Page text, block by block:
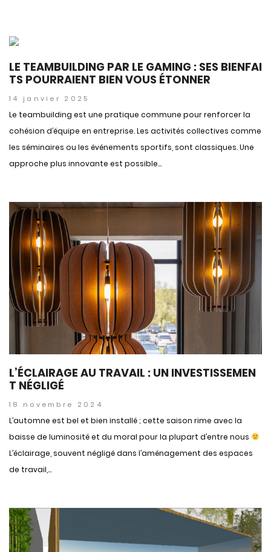
LE TEAMBUILDING PAR LE GAMING : SES BIENFAI
TS POURRAIENT BIEN VOUS ÉTONNER
14 janvier 2025
Le teambuilding est une pratique commune pour renforcer la
cohésion d’équipe en entreprise. Les activités collectives comme
les séminaires ou les événements sportifs, sont classiques. Une
approche plus innovante est possible...
L’ÉCLAIRAGE AU TRAVAIL : UN INVESTISSEMEN
T NÉGLIGÉ
18 novembre 2024
L’automne est bel et bien installé ; cette saison rime avec la
baisse de luminosité et du moral pour la plupart d’entre nous
L’éclairage, souvent négligé dans l’aménagement des espaces
de travail,...